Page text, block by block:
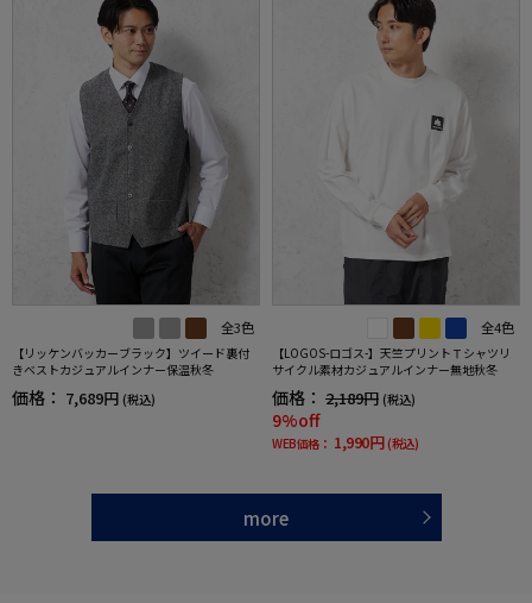
全3色
【リッケンバッカーブラック】ツイード裏付
きベストカジュアルインナー保温秋冬
価格： 7,689円 (税込)
全4色
【LOGOS-ロゴス-】天竺プリントＴシャツリ
サイクル素材カジュアルインナー無地秋冬
価格： 2,189円 (税込)
9%off
WEB価格： 1,990円 (税込)
more